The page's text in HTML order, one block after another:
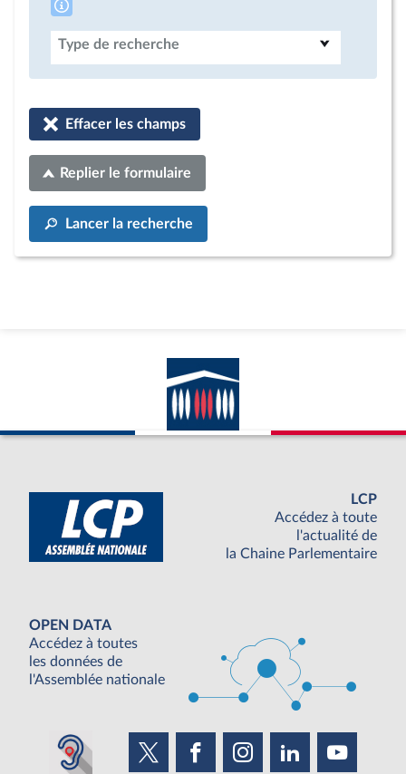
Type de recherche
Effacer les champs
Replier le formulaire
Lancer la recherche
LCP
Accédez à toute
l'actualité de
la Chaine Parlementaire
OPEN DATA
Accédez à toutes
les données de
l'Assemblée nationale